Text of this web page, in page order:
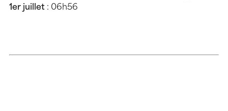
1er juillet : 06h56